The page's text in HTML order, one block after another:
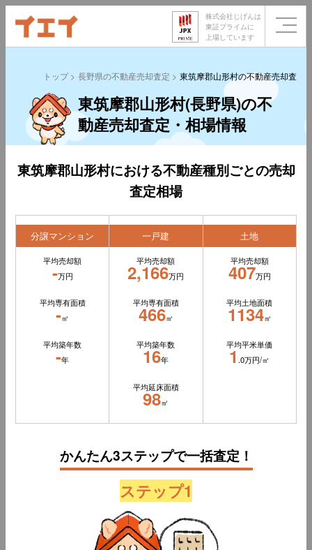
株式会社じげんは
東証プライムに
上場しています
トップ 長野県の不動産売却査定 東筑摩郡山形村の不動産売却査定
東筑摩郡山形村(長野県)の不
動産売却査定・相場情報
東筑摩郡山形村における不動産種別ごとの売却
査定相場
分譲マンション
平均売却額
-万円
平均専有面積
-㎡
平均築年数
-年
一戸建
平均売却額
2,166万円
平均専有面積
466㎡
平均築年数
16年
平均延床面積
98㎡
土地
平均売却額
407万円
平均土地面積
1134㎡
平均平米単価
1 .0万円/㎡
かんたん3ステップで一括査定！
ステップ1